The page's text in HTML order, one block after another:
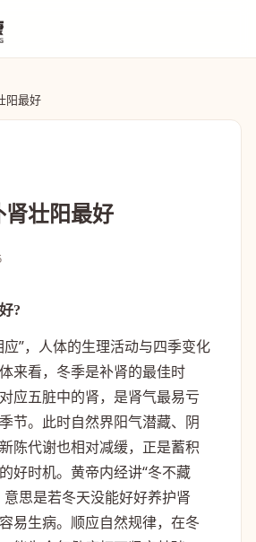
阳最好
肾壮阳最好
?
应”，人体的生理活动与四季变化
来看，冬季是补肾的最佳时
应五脏中的肾，是肾气最易亏
节。此时自然界阳气潜藏、阴
陈代谢也相对减缓，正是蓄积
好时机。黄帝内经讲“冬不藏
意思是若冬天没能好好养护肾
易生病。顺应自然规律，在冬